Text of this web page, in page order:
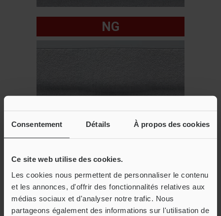
Consentement Détails À propos des cookies
Ce site web utilise des cookies.
Les cookies nous permettent de personnaliser le contenu
et les annonces, d'offrir des fonctionnalités relatives aux
médias sociaux et d'analyser notre trafic. Nous
partageons également des informations sur l'utilisation de
NG